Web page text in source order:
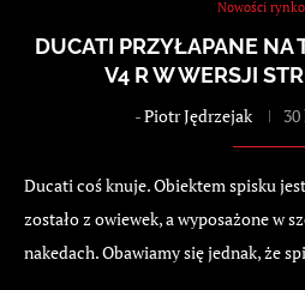
Nowości
DUCATI PRZYŁAPANE NA
V4 R W WERSJI
-Piotr Jędrzejak
Ducati coś knuje. Obiektem spisku
zostało z owiewek, a wyposażone w
nakedach. Obawiamy się jednak, że